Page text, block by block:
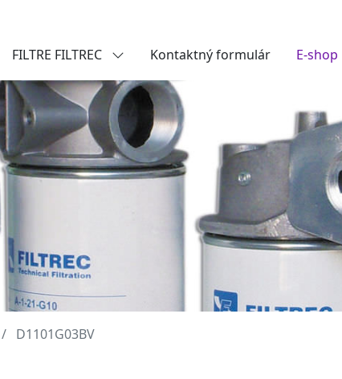
FILTRE FILTREC Kontaktný formulár E-shop
D1101G03BV